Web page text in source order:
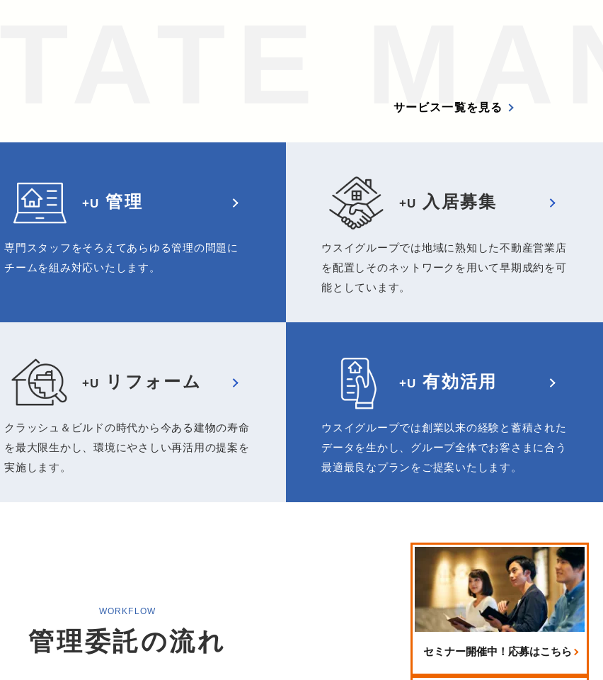
セミナー開催中！応募はこちら
サービス一覧を見る
+U 管理
+U 管理
専門スタッフをそろえてあらゆる管理の問題に
チームを組み対応いたします。
+U 入居募集
+U 入居募集
ウスイグループでは地域に熟知した不動産営業店
を配置しそのネットワークを用いて早期成約を可
能としています。
+U リフォーム
+U リフォーム
クラッシュ＆ビルドの時代から今ある建物の寿命
を最大限生かし、環境にやさしい再活用の提案を
実施します。
+U 有効活用
+U 有効活用
ウスイグループでは創業以来の経験と蓄積された
データを生かし、グループ全体でお客さまに合う
最適最良なプランをご提案いたします。
WORKFLOW
管理委託の流れ